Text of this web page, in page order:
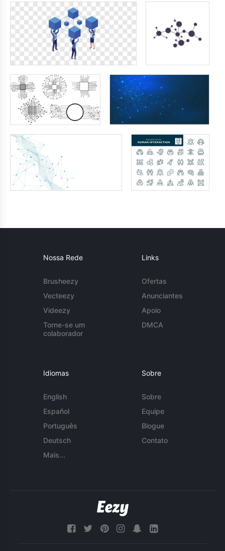
Nossa Rede
Brusheezy
Vecteezy
Videezy
Torne-se um
colaborador
Links
Ofertas
Anunciantes
Apoio
DMCA
Idiomas
English
Español
Português
Deutsch
Mais...
Sobre
Sobre
Equipe
Blogue
Contato